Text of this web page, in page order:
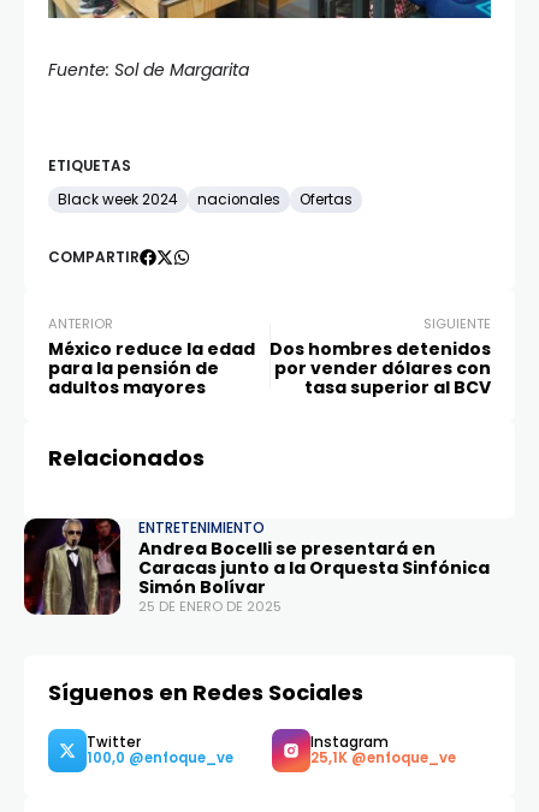
Fuente: Sol de Margarita
ETIQUETAS
Black week 2024
nacionales Ofertas
COMPARTIR
ANTERIOR
México reduce la edad
para la pensión de
adultos mayores
SIGUIENTE
Dos hombres detenidos
por vender dólares con
tasa superior al BCV
Relacionados
ENTRETENIMIENTO
Andrea Bocelli se presentará en
Caracas junto a la Orquesta Sinfónica
Simón Bolívar
25 DE ENERO DE 2025
Síguenos en Redes Sociales